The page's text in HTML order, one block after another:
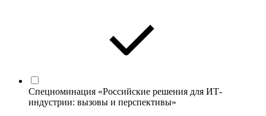
Спецноминация «Российские решения для ИТ-
индустрии: вызовы и перспективы»